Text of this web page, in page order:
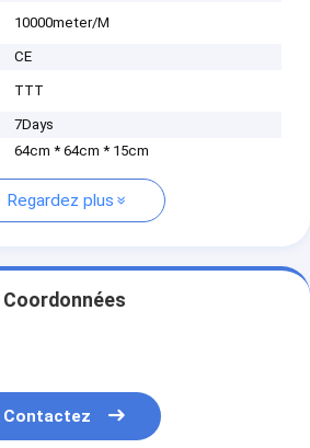
10000meter/M
CE
TTT
7Days
64cm * 64cm * 15cm
Regardez plus
Coordonnées
Contactez